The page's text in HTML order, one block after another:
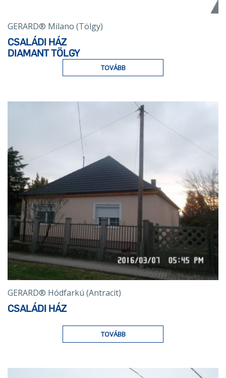
GERARD® Milano (Tölgy)
CSALÁDI HÁZ
DIAMANT TÖLGY
TOVÁBB
GERARD® Hódfarkú (Antracit)
CSALÁDI HÁZ
TOVÁBB